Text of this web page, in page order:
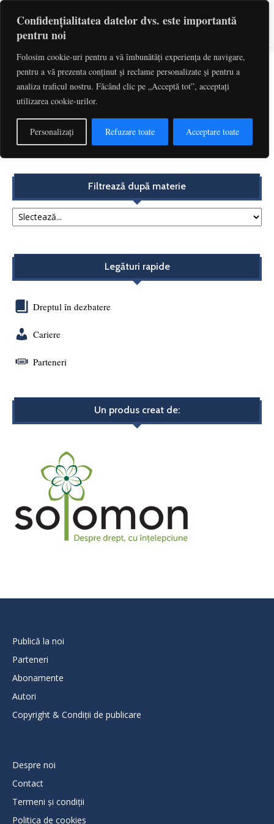
Confidențialitatea datelor dvs. este importantă
pentru noi
Folosim cookie-uri pentru a vă îmbunătăți experiența de navigare,
pentru a vă prezenta conținut și reclame personalizate și pentru a
analiza traficul nostru. Făcând clic pe „Acceptă tot”, acceptați
utilizarea cookie-urilor.
Personalizați Refuzare toate Acceptare toate
Etichetă: Renegocierea Contractului
Scurtă analiză a practicii instanțelor judecătorești după
publicarea Deciziei Curții Constituționale nr. 623/2016
Redactia - decembrie 4, 2017
Filtrează după materie
Legături rapide
Dreptul în dezbatere
Cariere
Parteneri
Un produs creat de:
Publică la noi
Parteneri
Abonamente
Autori
Copyright & Condiții de publicare
Despre noi
Contact
Termeni și condiții
Politica de cookies